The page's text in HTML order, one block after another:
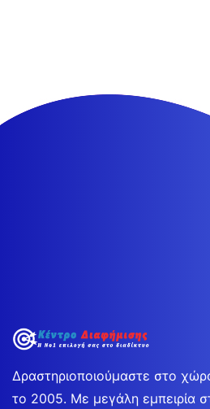
Δραστηριοποιούμαστε στο
το 2005. Με μεγάλη εμπειρία